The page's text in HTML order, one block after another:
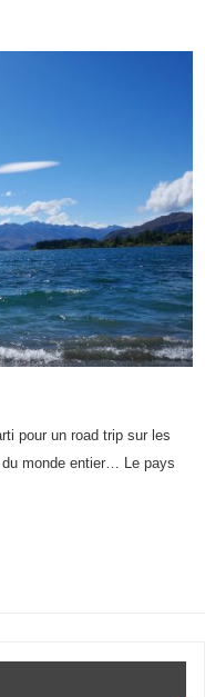
pour un road trip sur les
monde entier… Le pays